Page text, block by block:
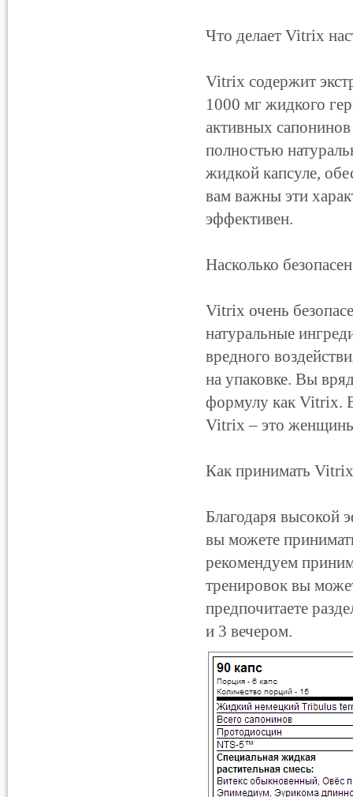
Что делает Vitrix
Vitrix содержит
1000 мг жидкого
активных
полностью
жидкой капсуле,
вам важны эти
эффективен.
Насколько
Vitrix очень
натуральные
вредного
на упаковке. Вы
формулу как Vitrix.
Vitrix – это
Как принимать
Благодаря высокой
вы можете
рекомендуем
тренировок вы
предпочитаете
и 3 вечером.